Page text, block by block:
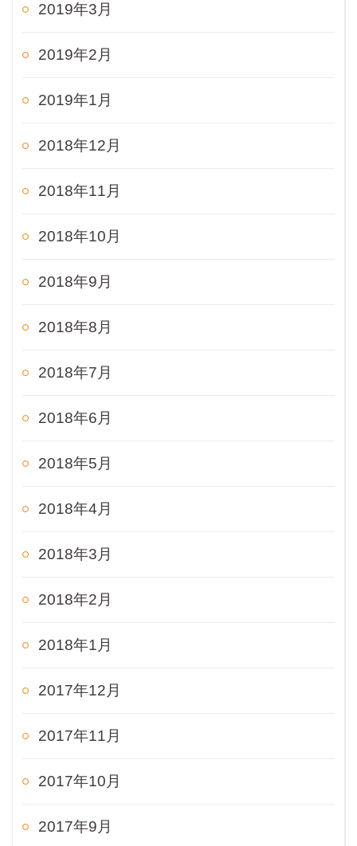
2019年3月
2019年2月
2019年1月
2018年12月
2018年11月
2018年10月
2018年9月
2018年8月
2018年7月
2018年6月
2018年5月
2018年4月
2018年3月
2018年2月
2018年1月
2017年12月
2017年11月
2017年10月
2017年9月